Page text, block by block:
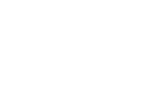
個人資料，並將交易相關給付款項請求債
申辦者引起之損失，本公司不負相關責
有額度不足之情形，本公司將視審查結果